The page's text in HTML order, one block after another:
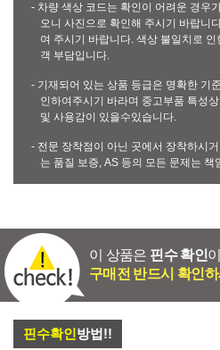
- 차량 색상 코드는 확인이 어려운 경우
오니 사진으로 확인해 주시기 바랍니
여 주시기 바랍니다. 색상 불일치로
객 부담입니다.
- 기재되어 있는 상품 등급은 명확한 기
인하여주시기 바라며 중고부품 특성
및 사용감이 있을수있습니다.
- 전문 장착점이 아닌 곳에서 장착하시
는 품질 보증, AS 등의 모든 문제는 책
이 상품은 핀수 확인
구매전 반드시 확인
핀수확인방법!!